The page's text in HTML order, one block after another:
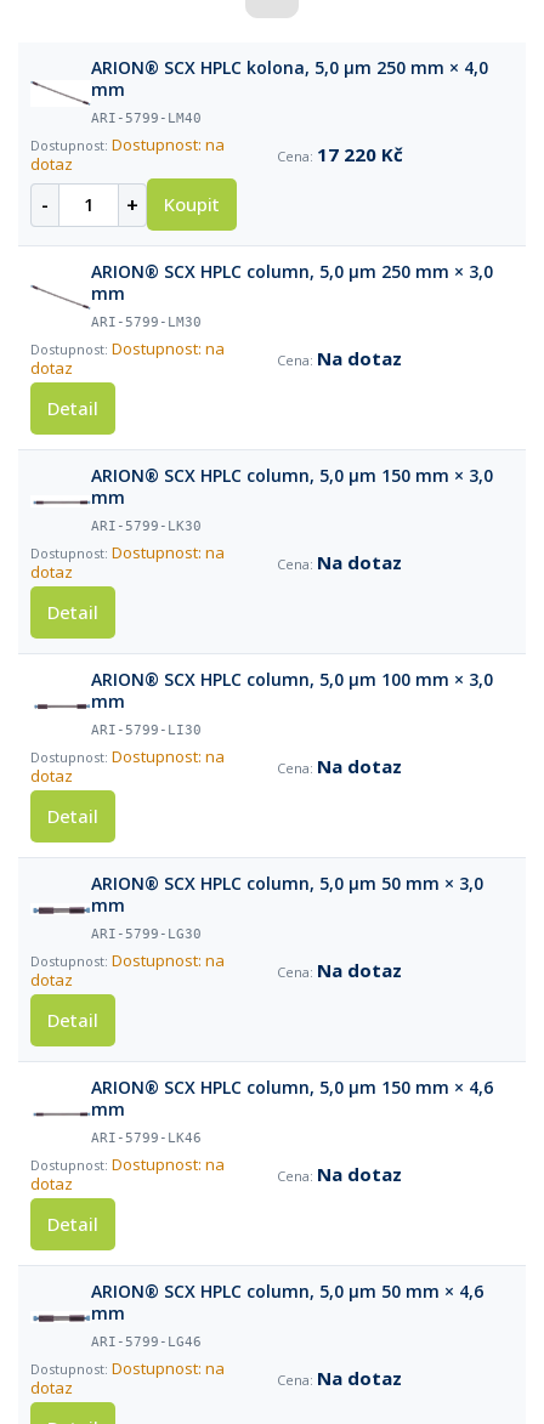
ARION® SCX HPLC kolona, 5,0 µm 250 mm × 4,0
mm
ARI-5799-LM40
Dostupnost: na
dotaz
17 220 Kč
- + Koupit
ARION® SCX HPLC column, 5,0 µm 250 mm × 3,0
mm
ARI-5799-LM30
Dostupnost: na
dotaz
Na dotaz
Detail
ARION® SCX HPLC column, 5,0 µm 150 mm × 3,0
mm
ARI-5799-LK30
Dostupnost: na
dotaz
Na dotaz
Detail
ARION® SCX HPLC column, 5,0 µm 100 mm × 3,0
mm
ARI-5799-LI30
Dostupnost: na
dotaz
Na dotaz
Detail
ARION® SCX HPLC column, 5,0 µm 50 mm × 3,0
mm
ARI-5799-LG30
Dostupnost: na
dotaz
Na dotaz
Detail
ARION® SCX HPLC column, 5,0 µm 150 mm × 4,6
mm
ARI-5799-LK46
Dostupnost: na
dotaz
Na dotaz
Detail
ARION® SCX HPLC column, 5,0 µm 50 mm × 4,6
mm
ARI-5799-LG46
Dostupnost: na
dotaz
Na dotaz